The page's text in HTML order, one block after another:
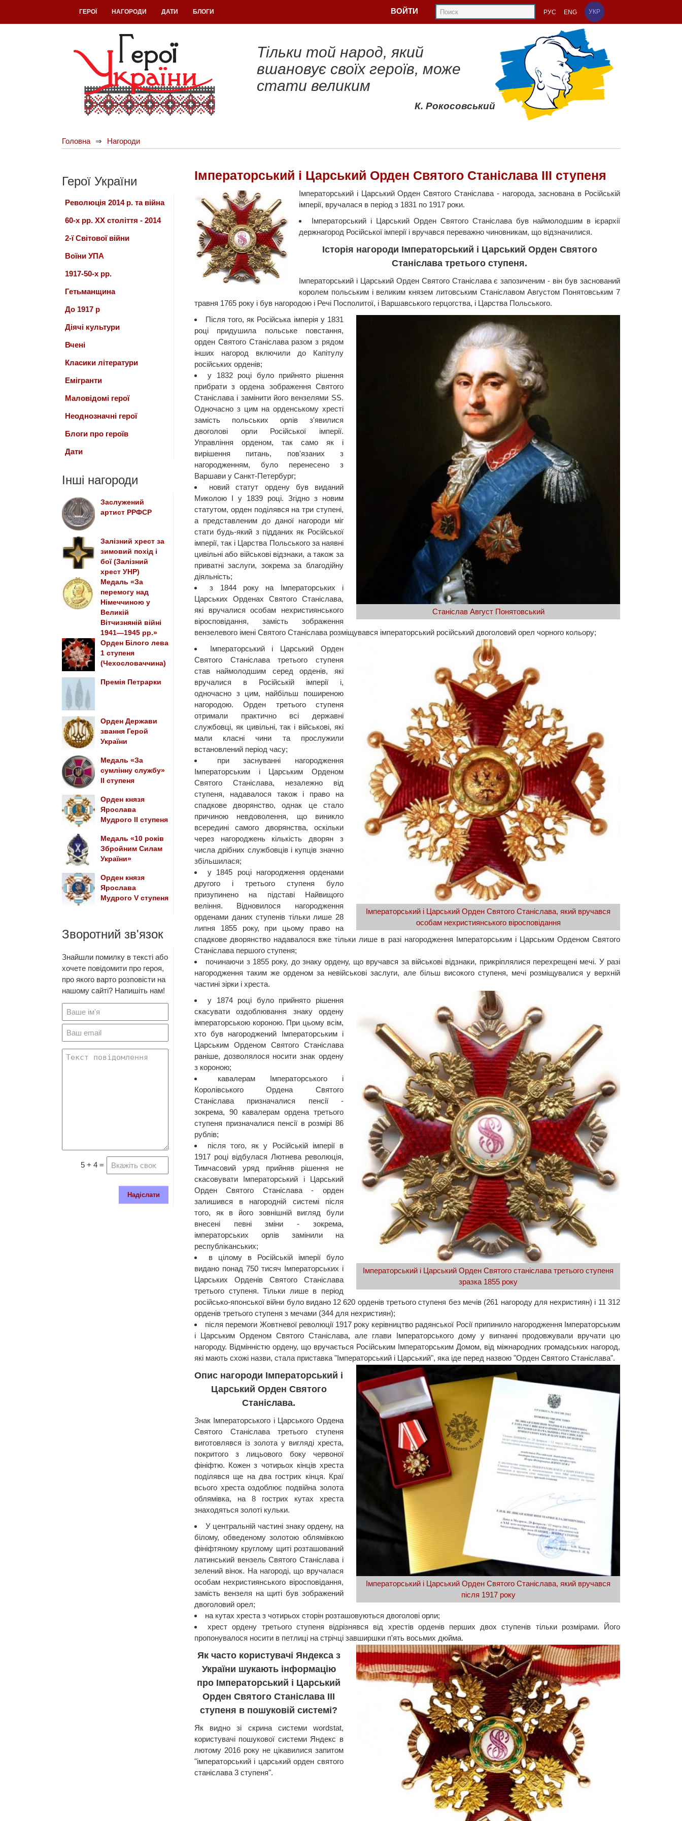
ГЕРОЇ НАГОРОДИ ДАТИ БЛОГИ ВОЙТИ РУС ENG УКР
Тільки той народ, який
вшановує своїх героїв, може
стати великим
К. Рокосовський
Головна Нагороди
Імператорський і Царський Орден Святого Станіслава III ступеня
Імператорський і Царський Орден Святого Станіслава - нагорода, заснована в Російській
імперії, вручалася в період з 1831 по 1917 роки.
Імператорський і Царський Орден Святого Станіслава був наймолодшим в ієрархії
держнагород Російської імперії і вручався переважно чиновникам, що відзначилися.
Історія нагороди Імператорський і Царський Орден Святого
Станіслава третього ступеня.
Імператорський і Царський Орден Святого Станіслава є запозиченим - він був заснований
королем польським і великим князем литовським Станіславом Августом Понятовським 7
травня 1765 року і був нагородою і Речі Посполитої, і Варшавського герцогства, і Царства Польського.
Станіслав Август Понятовський
Після того, як Російська імперія у 1831
році придушила польське повстання,
орден Святого Станіслава разом з рядом
інших нагород включили до Капітулу
російських орденів;
у 1832 році було прийнято рішення
прибрати з ордена зображення Святого
Станіслава і замінити його вензелями SS.
Одночасно з цим на орденському хресті
замість польських орлів з'явилися
двоголові орли Російської імперії.
Управління орденом, так само як і
вирішення питань, пов'язаних з
нагородженням, було перенесено з
Варшави у Санкт-Петербург;
новий статут ордену був виданий
Миколою I у 1839 році. Згідно з новим
статутом, орден поділявся на три ступені,
а представленим до даної нагороди міг
стати будь-який з підданих як Російської
імперії, так і Царства Польського за наявні
цивільні або військові відзнаки, а також за
приватні заслуги, зокрема за благодійну
діяльність;
з 1844 року на Імператорських і
Царських Орденах Святого Станіслава,
які вручалися особам нехристиянського
віросповідання, замість зображення
вензелевого імені Святого Станіслава розміщувався імператорський російський двоголовий орел чорного кольору;
Імператорський і Царський Орден Святого Станіслава, який вручався
особам нехристиянського віросповідання
Імператорський і Царський Орден
Святого Станіслава третього ступеня
став наймолодшим серед орденів, які
вручалися в Російській імперії і,
одночасно з цим, найбільш поширеною
нагородою. Орден третього ступеня
отримали практично всі державні
службовці, як цивільні, так і військові, які
мали класні чини та прослужили
встановлений період часу;
при заснуванні нагородження
Імператорським і Царським Орденом
Святого Станіслава, незалежно від
ступеня, надавалося також і право на
спадкове дворянство, однак це стало
причиною невдоволення, що виникло
всередині самого дворянства, оскільки
через нагороджень кількість дворян з
числа дрібних службовців і купців значно
збільшилася;
у 1845 році нагородження орденами
другого і третього ступеня було
призупинено на підставі Найвищого
веління. Відновилося нагородження
орденами даних ступенів тільки лише 28
липня 1855 року, при цьому право на
спадкове дворянство надавалося вже тільки лише в разі нагородження Імператорським і Царським Орденом Святого
Станіслава першого ступеня;
починаючи з 1855 року, до знаку ордену, що вручався за військові відзнаки, прикріплялися перехрещені мечі. У разі
нагородження таким же орденом за невійськові заслуги, але більш високого ступеня, мечі розміщувалися у верхній
частині зірки і хреста.
Імператорський і Царський Орден Святого станіслава третього ступеня
зразка 1855 року
у 1874 році було прийнято рішення
скасувати оздоблювання знаку ордену
імператорською короною. При цьому всім,
хто був нагороджений Імператорським і
Царським Орденом Святого Станіслава
раніше, дозволялося носити знак ордену
з короною;
кавалерам Імператорського і
Королівського Ордена Святого
Станіслава призначалися пенсії -
зокрема, 90 кавалерам ордена третього
ступеня призначалися пенсії в розмірі 86
рублів;
після того, як у Російській імперії в
1917 році відбулася Лютнева революція,
Тимчасовий уряд прийняв рішення не
скасовувати Імператорський і Царський
Орден Святого Станіслава - орден
залишився в нагородній системі після
того, як в його зовнішній вигляд були
внесені певні зміни - зокрема,
імператорських орлів замінили на
республіканських;
в цілому в Російській імперії було
видано понад 750 тисяч Імператорських і
Царських Орденів Святого Станіслава
третього ступеня. Тільки лише в період
російсько-японської війни було видано 12 620 орденів третього ступеня без мечів (261 нагороду для нехристиян) і 11 312
орденів третього ступеня з мечами (344 для нехристиян);
після перемоги Жовтневої революції 1917 року керівництво радянської Росії припинило нагородження Імператорським
і Царським Орденом Святого Станіслава, але глави Імператорського дому у вигнанні продовжували вручати цю
нагороду. Відмінністю ордену, що вручається Російським Імператорським Домом, від міжнародних громадських нагород,
які мають схожі назви, стала приставка "Імператорський і Царський", яка іде перед назвою "Орден Святого Станіслава".
Імператорський і Царський Орден Святого Станіслава, який вручався
після 1917 року
Опис нагороди Імператорський і
Царський Орден Святого
Станіслава.
Знак Імператорського і Царського Ордена
Святого Станіслава третього ступеня
виготовлявся із золота у вигляді хреста,
покритого з лицьового боку червоної
фініфтю. Кожен з чотирьох кінців хреста
поділявся ще на два гострих кінця. Краї
всього хреста оздоблює подвійна золота
облямівка, на 8 гострих кутах хреста
знаходяться золоті кульки.
У центральній частині знаку ордену, на
білому, обведеному золотою облямівкою
фініфтяному круглому щиті розташований
латинський вензель Святого Станіслава і
зелений вінок. На нагороді, що вручалася
особам нехристиянського віросповідання,
замість вензеля на щиті був зображений
двоголовий орел;
на кутах хреста з чотирьох сторін розташовуються двоголові орли;
хрест ордену третього ступеня відрізнявся від хрестів орденів перших двох ступенів тільки розмірами. Його
пропонувалося носити в петлиці на стрічці завширшки п'ять восьмих дюйма.
Як часто користувачі Яндекса з
України шукають інформацію
про Імператорський і Царський
Орден Святого Станіслава III
ступеня в пошуковій системі?
Як видно зі скрина системи wordstat,
користувачі пошукової системи Яндекс в
лютому 2016 року не цікавилися запитом
"імператорський і царський орден святого
станіслава 3 ступеня".
Герої України
Революція 2014 р. та війна
60-х рр. ХХ століття - 2014
2-ї Світової війни
Воїни УПА
1917-50-х рр.
Гетьманщина
До 1917 р
Діячі культури
Вчені
Класики літератури
Емігранти
Маловідомі герої
Неоднозначні герої
Блоги про героїв
Дати
Інші нагороди
Заслужений
артист РРФСР
Залізний хрест за
зимовий похід і
бої (Залізний
хрест УНР)
Медаль «За
перемогу над
Німеччиною у
Великій
Вітчизняній війні
1941—1945 рр.»
Орден Білого лева
1 ступеня
(Чехословаччина)
Премія Петрарки
Орден Держави
звання Герой
України
Медаль «За
сумлінну службу»
II ступеня
Орден князя
Ярослава
Мудрого ІІ ступеня
Медаль «10 років
Збройним Силам
України»
Орден князя
Ярослава
Мудрого V ступеня
Зворотний зв'язок
Знайшли помилку в тексті або
хочете повідомити про героя,
про якого варто розповісти на
нашому сайті? Напишіть нам!
5 + 4 =
Надіслати